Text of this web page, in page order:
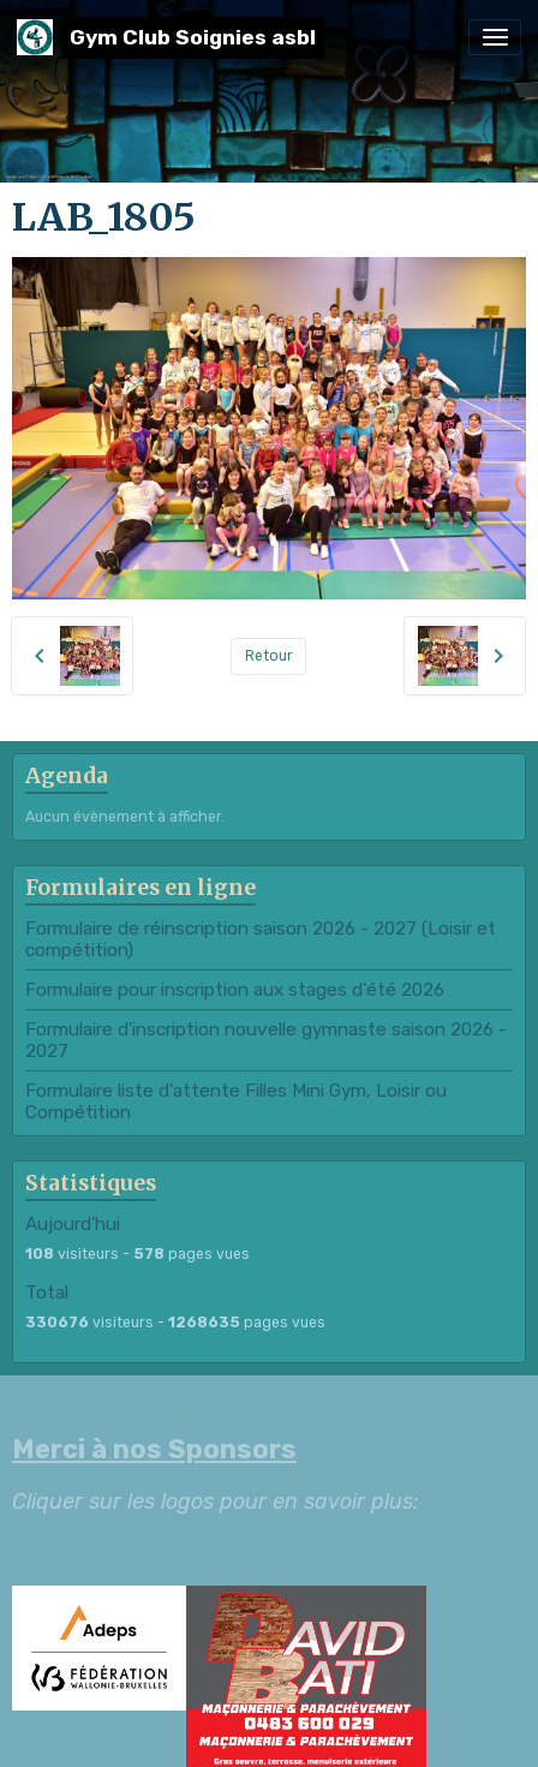
Gym Club Soignies asbl
LAB_1805
Retour
Agenda
Aucun évènement à afficher.
Formulaires en ligne
Formulaire de réinscription saison 2026 - 2027 (Loisir et
compétition)
Formulaire pour inscription aux stages d'été 2026
Formulaire d'inscription nouvelle gymnaste saison 2026 -
2027
Formulaire liste d'attente Filles Mini Gym, Loisir ou
Compétition
Statistiques
Aujourd'hui
108 visiteurs - 578 pages vues
Total
330676 visiteurs - 1268635 pages vues
Merci à nos Sponsors
Cliquer sur les logos pour en savoir plus: